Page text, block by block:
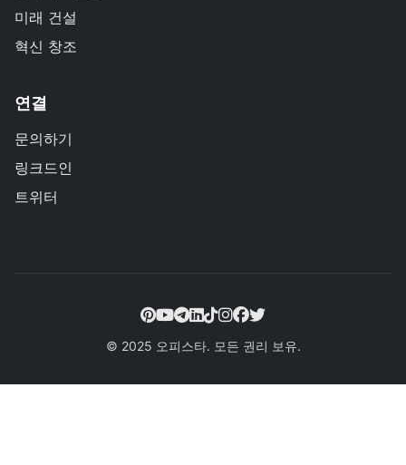
미래 건설
혁신 창조
연결
문의하기
링크드인
트위터
© 2025 오피스타. 모든 권리 보유.